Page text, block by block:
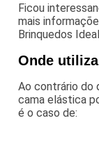
Ficou
mais
Brinquedos
Onde
Ao contrário do
cama elástica
é o caso de: